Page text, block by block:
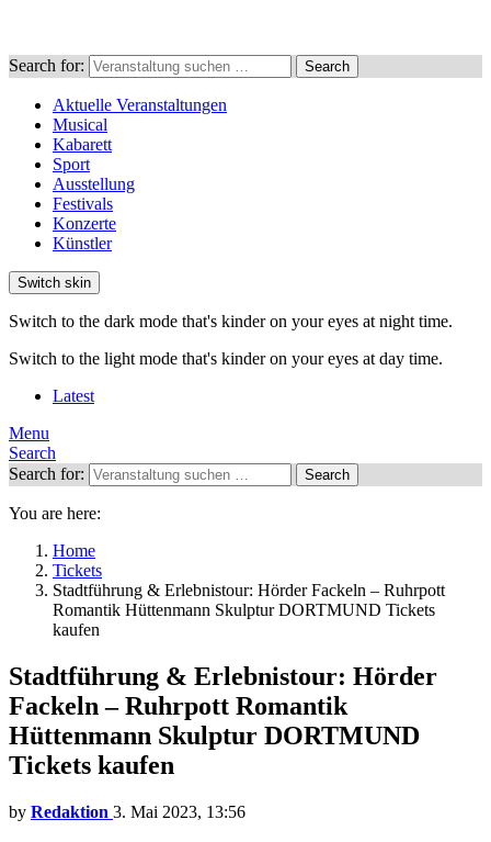
Search for: Search
Aktuelle Veranstaltungen
Musical
Kabarett
Sport
Ausstellung
Festivals
Konzerte
Künstler
Switch skin
Switch to the dark mode that's kinder on your eyes at night time.
Switch to the light mode that's kinder on your eyes at day time.
Latest
Menu
Search
Search for:
Search
You are here:
Home
Tickets
Stadtführung & Erlebnistour: Hörder Fackeln – Ruhrpott
Romantik Hüttenmann Skulptur DORTMUND Tickets
kaufen
Stadtführung & Erlebnistour: Hörder
Fackeln – Ruhrpott Romantik
Hüttenmann Skulptur DORTMUND
Tickets kaufen
by Redaktion 3. Mai 2023, 13:56